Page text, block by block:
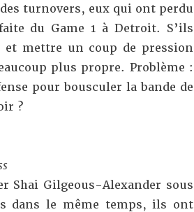
turnovers, eux qui ont perdu
du Game 1 à Detroit. S’ils
et mettre un coup de pression
plus propre. Problème :
pour bousculer la bande de
?
Shai Gilgeous-Alexander sous
dans le même temps, ils ont